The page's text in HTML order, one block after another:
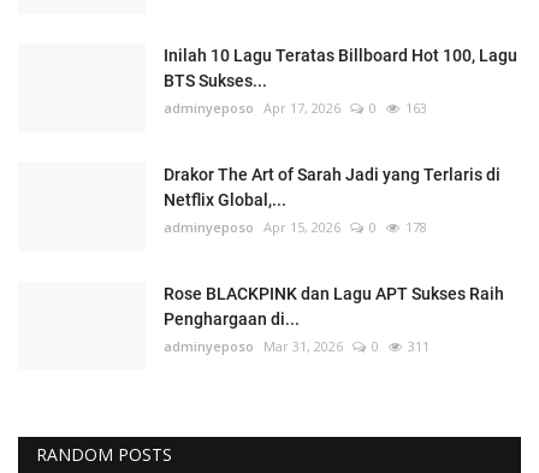
Inilah 10 Lagu Teratas Billboard Hot 100, Lagu
BTS Sukses...
adminyeposo Apr 17, 2026 0 163
Drakor The Art of Sarah Jadi yang Terlaris di
Netflix Global,...
adminyeposo Apr 15, 2026 0 178
Rose BLACKPINK dan Lagu APT Sukses Raih
Penghargaan di...
adminyeposo Mar 31, 2026 0 311
RANDOM POSTS